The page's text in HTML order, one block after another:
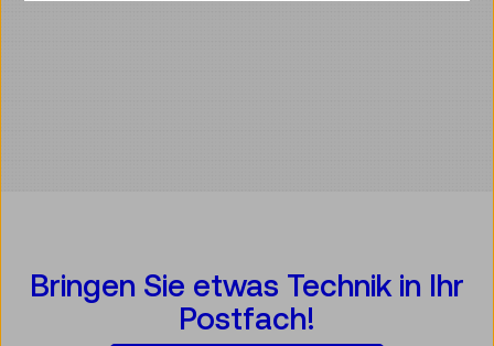
Bringen Sie etwas Technik in Ihr
Postfach!